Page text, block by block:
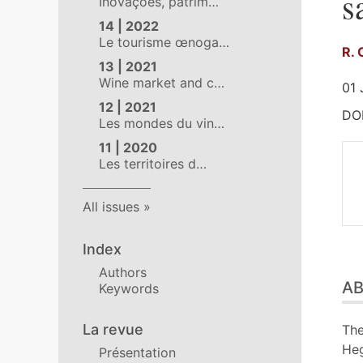
14 | 2022
Le tourisme œnoga…
13 | 2021
Wine market and c…
12 | 2021
Les mondes du vin…
11 | 2020
Les territoires d…
All issues
Index
Authors
Keywords
La revue
Présentation
R.
01